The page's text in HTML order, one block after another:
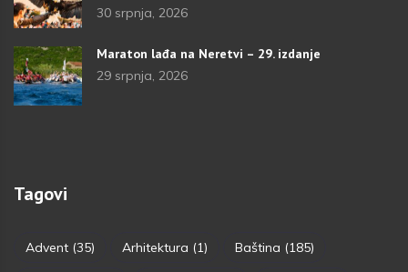
30 srpnja, 2026
Maraton lađa na Neretvi – 29. izdanje
29 srpnja, 2026
Tagovi
Advent (35) Arhitektura (1) Baština (185)